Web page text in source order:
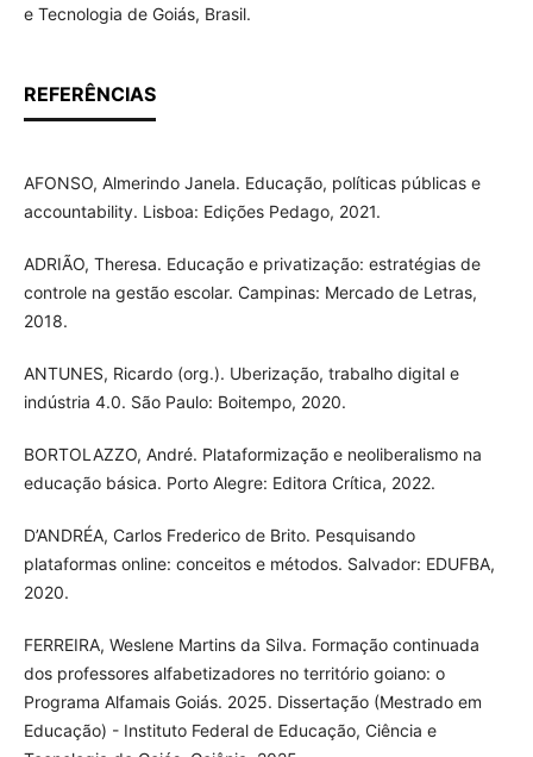
e Tecnologia de Goiás, Brasil.
REFERÊNCIAS
AFONSO, Almerindo Janela. Educação, políticas públicas e
accountability. Lisboa: Edições Pedago, 2021.
ADRIÃO, Theresa. Educação e privatização: estratégias de
controle na gestão escolar. Campinas: Mercado de Letras,
2018.
ANTUNES, Ricardo (org.). Uberização, trabalho digital e
indústria 4.0. São Paulo: Boitempo, 2020.
BORTOLAZZO, André. Plataformização e neoliberalismo na
educação básica. Porto Alegre: Editora Crítica, 2022.
D’ANDRÉA, Carlos Frederico de Brito. Pesquisando
plataformas online: conceitos e métodos. Salvador: EDUFBA,
2020.
FERREIRA, Weslene Martins da Silva. Formação continuada
dos professores alfabetizadores no território goiano: o
Programa Alfamais Goiás. 2025. Dissertação (Mestrado em
Educação) - Instituto Federal de Educação, Ciência e